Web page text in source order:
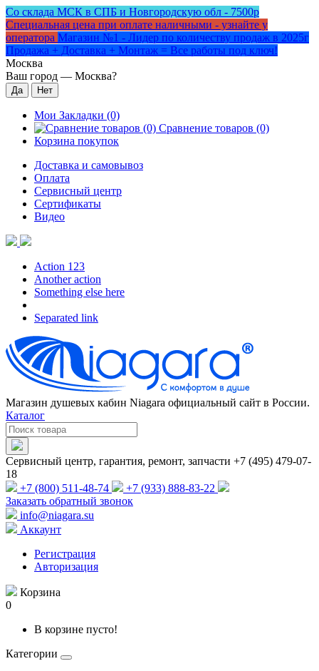
Со склада МСК в СПБ и Новгородскую обл - 7500р
Специальная цена при оплате наличными - узнайте у
оператора Магазин №1 - Лидер по количеству продаж в 2025г
Продажа + Доставка + Монтаж = Все работы под ключ!
Москва
Ваш город — Москва?
Мои Закладки (0)
Сравнение товаров (0)
Корзина покупок
Доставка и самовывоз
Оплата
Сервисный центр
Сертификаты
Видео
Action 123
Another action
Something else here
Separated link
Магазин душевых кабин Niagara официальный сайт в России.
Каталог
Сервисный центр, гарантия, ремонт, запчасти +7 (495) 479-07-
18
+7 (800) 511-48-74
+7 (933) 888-83-22
Заказать обратный звонок
info@niagara.su
Аккаунт
Регистрация
Авторизация
Корзина
0
В корзине пусто!
Категории